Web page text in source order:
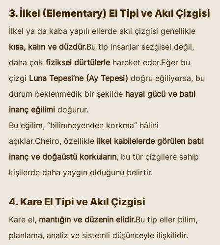
3. İlkel (Elementary) El Tipi ve Akıl Çizgisi
İlkel ya da kaba yapılı ellerde akıl çizgisi genellikle
kısa, kalın ve düzdür.Bu tip insanlar sezgisel değil,
daha çok fiziksel dürtülerle hareket eder.Eğer bu
çizgi Luna Tepesi’ne (Ay Tepesi) doğru eğiliyorsa, bu
durum beklenmedik bir şekilde hayal gücü ve batıl
inanç eğilimi doğurur.
Bu eğilim, “bilinmeyenden korkma” hâlini
açıklar.Cheiro, özellikle ilkel kabilelerde görülen batıl
inanç ve doğaüstü korkuların, bu tür çizgilere sahip
kişilerde daha yaygın olduğunu belirtir.
4. Kare El Tipi ve Akıl Çizgisi
Kare el, mantığın ve düzenin elidir.Bu tip eller bilim,
planlama, analiz ve sistemli düşünceyle ilişkilidir.